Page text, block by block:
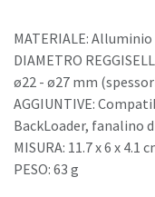
MATERIALE:
DIAMETRO
ø22 - ø27 mm
AGGIUNTIVE:
BackLoader, fanalino
MISURA: 11.7 x 6 x 4.1
PESO: 63 g